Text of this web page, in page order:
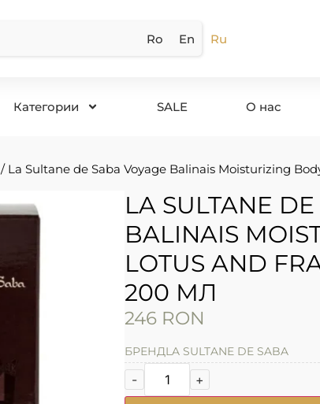
Ro En Ru
Категории SALE О нас
/ La Sultane de Saba Voyage Balinais Moisturizing
LA SULTANE
BALINAIS
LOTUS AND
200 МЛ
246 RON
БРЕНДLA SULTANE DE SABA
- +